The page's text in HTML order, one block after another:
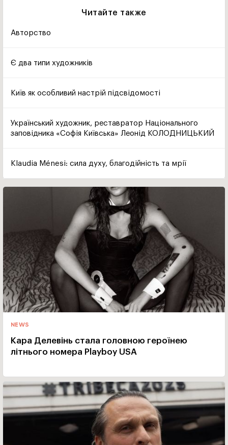
Читайте также
Авторство
Є два типи художників
Київ як особливий настрій підсвідомості
Український художник, реставратор Національного
заповідника «Софія Київська» Леонід КОЛОДНИЦЬКИЙ
Klaudia Ménesi: сила духу, благодійність та мрії
NEWS
Кара Делевінь стала головною героїнею
літнього номера Playboy USA